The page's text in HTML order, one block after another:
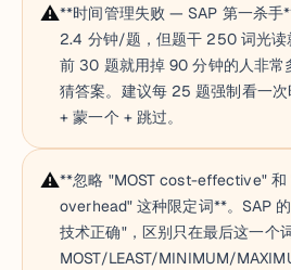
⚠️**时间管理失败 — SAP 第一杀手
2.4 分钟/题，但题干 250 词光读
前 30 题就用掉 90 分钟的人非常
猜答案。建议每 25 题强制看一
+ 蒙一个 + 跳过。
⚠️**忽略 "MOST cost-effective" 和
overhead" 这种限定词**。SAP
技术正确"，区别只在最后这一个
MOST/LEAST/MINIMUM/